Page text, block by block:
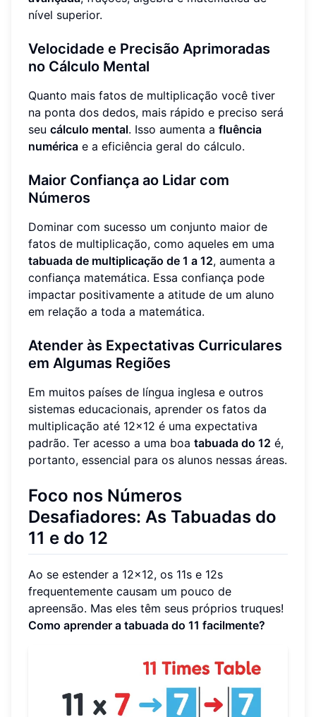
nível superior.
Velocidade e Precisão Aprimoradas
no Cálculo Mental
Quanto mais fatos de multiplicação você tiver
na ponta dos dedos, mais rápido e preciso será
seu cálculo mental. Isso aumenta a fluência
numérica e a eficiência geral do cálculo.
Maior Confiança ao Lidar com
Números
Dominar com sucesso um conjunto maior de
fatos de multiplicação, como aqueles em uma
tabuada de multiplicação de 1 a 12, aumenta a
confiança matemática. Essa confiança pode
impactar positivamente a atitude de um aluno
em relação a toda a matemática.
Atender às Expectativas Curriculares
em Algumas Regiões
Em muitos países de língua inglesa e outros
sistemas educacionais, aprender os fatos da
multiplicação até 12x12 é uma expectativa
padrão. Ter acesso a uma boa tabuada do 12 é,
portanto, essencial para os alunos nessas áreas.
Foco nos Números
Desafiadores: As Tabuadas do
11 e do 12
Ao se estender a 12x12, os 11s e 12s
frequentemente causam um pouco de
apreensão. Mas eles têm seus próprios truques!
Como aprender a tabuada do 11 facilmente?